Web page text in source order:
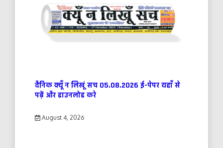
दैनिक क्यूँ न लिखूं सच 05.08.2026 ई-पेपर यहाँ से
पढ़ें और डाउनलोड करे
August 4, 2026